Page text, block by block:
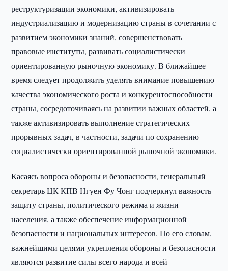
реструктуризации экономики, активизировать
индустриализацию и модернизацию страны в сочетании с
развитием экономики знаний, совершенствовать
правовые институты, развивать социалистически
ориентированную рыночную экономику. В ближайшее
время следует продолжить уделять внимание повышению
качества экономического роста и конкурентоспособности
страны, сосредоточиваясь на развитии важных областей, а
также активизировать выполнение стратегических
прорывных задач, в частности, задачи по сохранению
социалистически ориентированной рыночной экономики.
Касаясь вопроса обороны и безопасности, генеральный
секретарь ЦК КПВ Нгуен Фу Чонг подчеркнул важность
защиту страны, политического режима и жизни
населения, а также обеспечение информационной
безопасности и национальных интересов. По его словам,
важнейшими целями укрепления обороны и безопасности
являются развитие силы всего народа и всей